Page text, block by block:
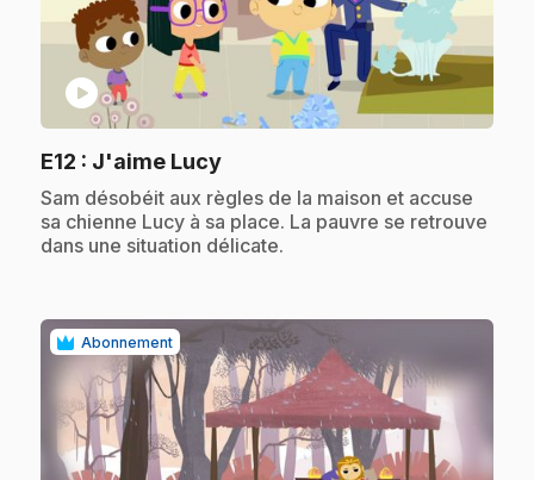
play_circle
E12 : J'aime Lucy.
.Sam désobéit aux règles de la maison et accuse
sa chienne Lucy à sa place. La pauvre se retrouve
dans une situation délicate.
Abonnement